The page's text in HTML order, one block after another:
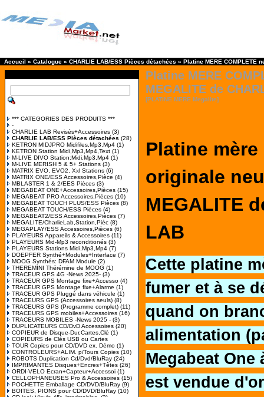
Accueil » Catalogue » CHARLIE LAB/ESS Pièces détachées » Platine MERE COMPLETE
*** CATEGORIES DES PRODUITS ***
-
CHARLIE LAB Revisés+Accessoires (3)
CHARLIE LAB/ESS Pièces détachées (28)
KETRON MIDJPRO Midifiles,Mp3,Mp4 (1)
KETRON Station Midi,Mp3,Mp4,Text (1)
M-LIVE DIVO Station:Midi,Mp3,Mp4 (1)
M-LIVE MERISH 5 & 5+ Stations (3)
MATRIX EVO, EVO2, Xxl Stations (6)
MATRIX ONE/ESS Accessoires,Pièce (4)
MBLASTER 1 & 2/EES Pièces (3)
MEGABEAT ONE+Accessoires,Pièces (15)
MEGABEAT PRO Accessoires,Pièces (10)
MEGABEAT TOUCH PLUS/ESS Pièces (8)
MEGABEAT TOUCH/ESS Pièces (4)
MEGABEAT2/ESS Accessoires,Pièces (7)
MEGALITE/CharlieLab,Station,Pièc (8)
MEGAPLAY/ESS Accessoires,Pièces (6)
PLAYEURS Appareils & Accessoires (11)
PLAYEURS Mid-Mp3 reconditionés (3)
PLAYEURS Stations Midi,Mp3,Mp4 (7)
DOEPFER Synthé+Modules+Interface (7)
MOOG Synthés: DFAM Module (2)
THEREMINI Thérémine de MOOG (1)
TRACEUR GPS 4G -News 2025- (3)
TRACEUR GPS Montage fixe+Accesso (4)
TRACEUR GPS Montage fixe+Alarme (1)
TRACEUR GPS Pluggé dans véhicule (1)
TRACEURS GPS (Accessoires seuls) (8)
TRACEURS GPS (Programme complet) (11)
TRACEURS GPS mobiles+Accessoires (16)
TRACEURS MOBILES -News 2025 - (3)
DUPLICATEURS CD/DvD Accessoires (20)
COPIEUR de Disque-Dur,Cartes,Clé (1)
COPIEURS de Clés USB ou Cartes
TOUR Copies pour CD/DVD ex. Démo (1)
CONTROLEURS+ALIM. p/Tours Copies (10)
ROBOTS Duplication Cd/Dvd/BluRay (24)
IMPRIMANTES Disques+Encres+Têtes (26)
ORDI-VELO Ecran+Capteur+Accessoi (1)
CELLOPHANEUSES Pro & Accessoires (15)
POCHETTE Emballage CD/DVD/BluRay (9)
BOITES, PIONS pour CD/DVD/BluRay (10)
Platine MERE
MEGALITE de
[PLATINE MERE Megalite]
Platine
originale
MEGALITE
LAB
Cette platine
fumer et à se
quand on
alimentation
Megabeat
est vendue